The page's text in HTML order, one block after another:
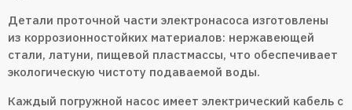
Детали проточной части электронасоса изготовлены
из коррозионностойких материалов: нержавеющей
стали, латуни, пищевой пластмассы, что обеспечивает
экологическую чистоту подаваемой воды.
Каждый погружной насос имеет электрический кабель с